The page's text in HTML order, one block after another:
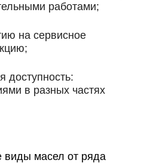
работами;
на сервисное
доступность:
в разных частях
масел от ряда